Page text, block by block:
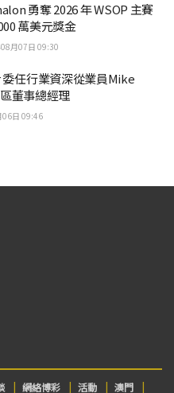
勇奪 2026 年 WSOP 主賽
萬美元獎金
月07日 09:30
任行業資深從業員Mike
董事總經理
06日 09:46
網絡博彩 活動 澳門